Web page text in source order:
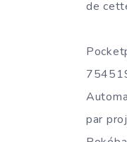
de
par